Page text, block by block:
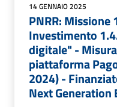
14 GENNAIO 2025
PNRR: Missione
Investimento
digitale" -
piattaforma
2024) -
Next Generation